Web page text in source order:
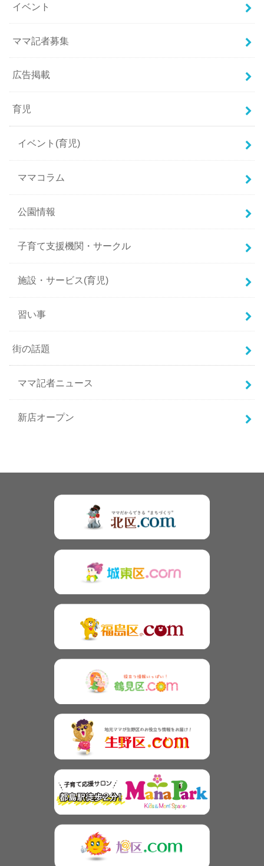
イベント
ママ記者募集
広告掲載
育児
イベント(育児)
ママコラム
公園情報
子育て支援機関・サークル
施設・サービス(育児)
習い事
街の話題
ママ記者ニュース
新店オープン